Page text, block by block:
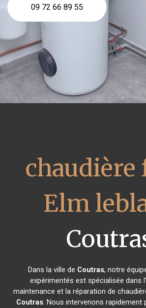
09 72 66 89 55
Elm
Dans la ville de Coutras, notre
expérimentés est spécialisée dans
maintenance et la réparation de
Coutras. Nous intervenons rapidement